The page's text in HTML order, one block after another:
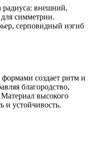
радиуса: внешний,
симметрии.
серповидный изгиб
создает ритм и
благородство,
высокого
и устойчивость.